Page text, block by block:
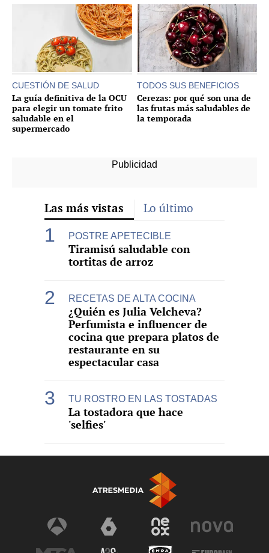
CUESTIÓN DE SALUD
La guía definitiva de la OCU
para elegir un tomate frito
saludable en el
supermercado
TODOS SUS BENEFICIOS
Cerezas: por qué son una de
las frutas más saludables de
la temporada
Las más vistas Lo último
POSTRE APETECIBLE
Tiramisú saludable con
tortitas de arroz
RECETAS DE ALTA COCINA
¿Quién es Julia Velcheva?
Perfumista e influencer de
cocina que prepara platos de
restaurante en su
espectacular casa
TU ROSTRO EN LAS TOSTADAS
La tostadora que hace
'selfies'